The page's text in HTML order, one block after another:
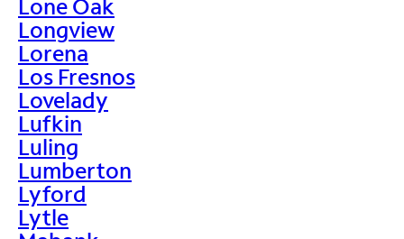
Lone Oak
Longview
Lorena
Los Fresnos
Lovelady
Lufkin
Luling
Lumberton
Lyford
Lytle